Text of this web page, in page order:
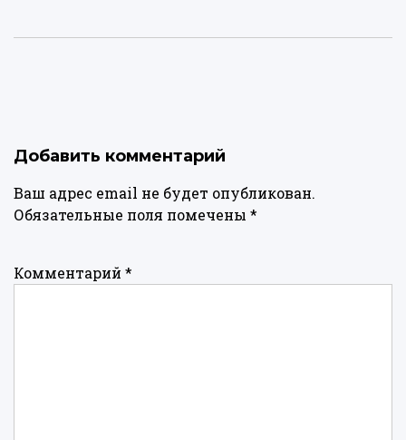
Добавить комментарий
Ваш адрес email не будет опубликован.
Обязательные поля помечены *
Комментарий *